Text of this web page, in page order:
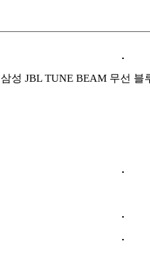
삼성 JBL TUNE BEAM 무선 블